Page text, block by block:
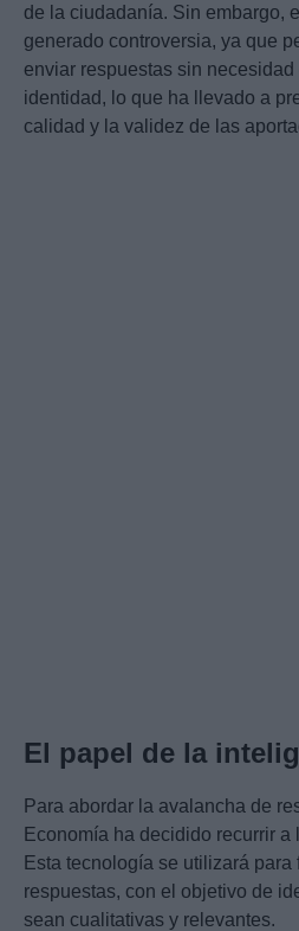
de la ciudadanía. Sin embargo,
generado controversia, ya que
enviar respuestas sin
identidad, lo que ha llevado a
calidad y la validez de las
El papel de la
Para abordar la avalancha de
Economía ha decidido recurrir
Esta tecnología se utilizará
respuestas, con el objetivo de
sean cualitativas y relevantes.